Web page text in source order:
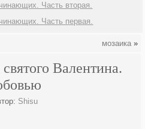
Часть вторая.
Часть первая.
мозаика»
Валентина.
Shisu